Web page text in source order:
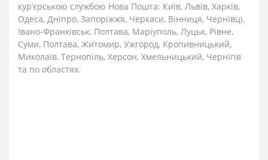
кур’єрською службою Нова Пошта: Київ, Львів, Харків,
Одеса, Дніпро, Запоріжжя, Черкаси, Вінниця, Чернівці,
Івано-Франківськ, Полтава, Маріуполь, Луцьк, Рівне,
Суми, Полтава, Житомир, Ужгород, Кропивницький,
Миколаїв, Тернопіль, Херсон, Хмельницький, Чернігів
та по областях.